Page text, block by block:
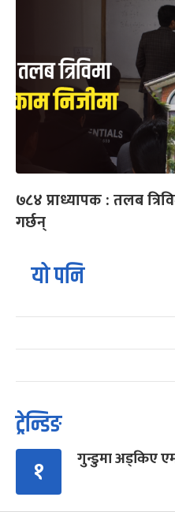
७८४ प्राध्यापक : तलब
गर्छन्
यो पनि
ट्रेन्डिङ
१ गुन्डुमा अड्किए